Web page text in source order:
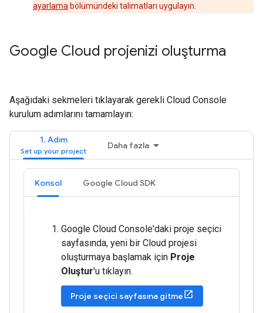
ayarlama bölümündeki talimatları uygulayın.
Google Cloud projenizi oluşturma
Aşağıdaki sekmeleri tıklayarak gerekli Cloud Console
kurulum adımlarını tamamlayın:
1. Adım
Daha fazla
Konsol Google Cloud SDK
Google Cloud Console'daki proje seçici
sayfasında, yeni bir Cloud projesi
oluşturmaya başlamak için Proje
Oluştur'u tıklayın.
Proje seçici sayfasına gitme